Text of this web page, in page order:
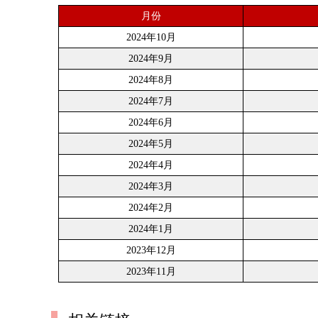
月份
2024年10月
2024年9月
2024年8月
2024年7月
2024年6月
2024年5月
2024年4月
2024年3月
2024年2月
2024年1月
2023年12月
2023年11月